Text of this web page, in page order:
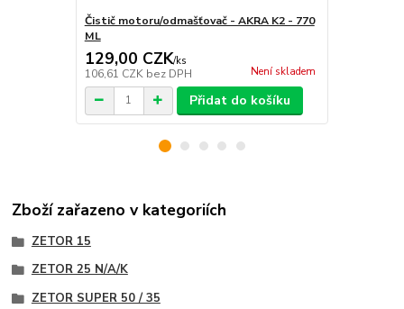
Čistič motoru/odmašťovač - AKRA K2 - 770
ML
129,00 CZK/ks
106,61 CZK bez DPH Není skladem
Přidat do košíku
Zboží zařazeno v kategoriích
ZETOR 15
ZETOR 25 N/A/K
ZETOR SUPER 50 / 35